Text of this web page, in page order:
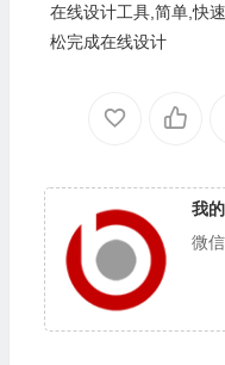
在线设计工具,简单,快
松完成在线设计
我
微